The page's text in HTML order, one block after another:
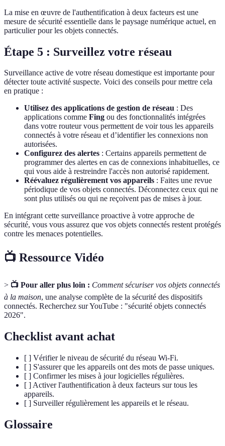
La mise en œuvre de l'authentification à deux facteurs est une
mesure de sécurité essentielle dans le paysage numérique actuel, en
particulier pour les objets connectés.
Étape 5 : Surveillez votre réseau
Surveillance active de votre réseau domestique est importante pour
détecter toute activité suspecte. Voici des conseils pour mettre cela
en pratique :
Utilisez des applications de gestion de réseau : Des
applications comme Fing ou des fonctionnalités intégrées
dans votre routeur vous permettent de voir tous les appareils
connectés à votre réseau et d’identifier les connexions non
autorisées.
Configurez des alertes : Certains appareils permettent de
programmer des alertes en cas de connexions inhabituelles, ce
qui vous aide à restreindre l'accès non autorisé rapidement.
Réévaluez régulièrement vos appareils : Faites une revue
périodique de vos objets connectés. Déconnectez ceux qui ne
sont plus utilisés ou qui ne reçoivent pas de mises à jour.
En intégrant cette surveillance proactive à votre approche de
sécurité, vous vous assurez que vos objets connectés restent protégés
contre les menaces potentielles.
📺 Ressource Vidéo
> 📺 Pour aller plus loin : Comment sécuriser vos objets connectés
à la maison, une analyse complète de la sécurité des dispositifs
connectés. Recherchez sur YouTube : "sécurité objets connectés
2026".
Checklist avant achat
[ ] Vérifier le niveau de sécurité du réseau Wi-Fi.
[ ] S'assurer que les appareils ont des mots de passe uniques.
[ ] Confirmer les mises à jour logicielles régulières.
[ ] Activer l'authentification à deux facteurs sur tous les
appareils.
[ ] Surveiller régulièrement les appareils et le réseau.
Glossaire